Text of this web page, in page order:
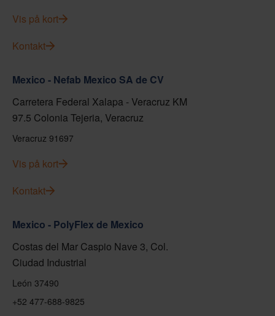
Vis på kort
Kontakt
Mexico - Nefab Mexico SA de CV
Carretera Federal Xalapa - Veracruz KM
97.5 Colonia Tejeria, Veracruz
Veracruz 91697
Vis på kort
Kontakt
Mexico - PolyFlex de Mexico
Costas del Mar Caspio Nave 3, Col.
Ciudad Industrial
León 37490
+52 477-688-9825